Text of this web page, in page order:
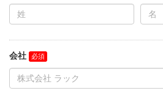
会社